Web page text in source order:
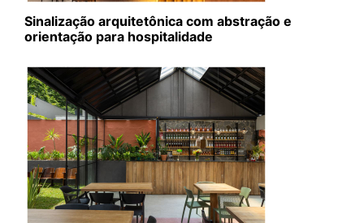
Sinalização arquitetônica com abstração e
orientação para hospitalidade